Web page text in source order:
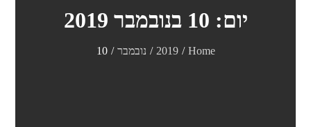
יום: 10 בנובמבר 2019
Home
2019 נובמבר 10